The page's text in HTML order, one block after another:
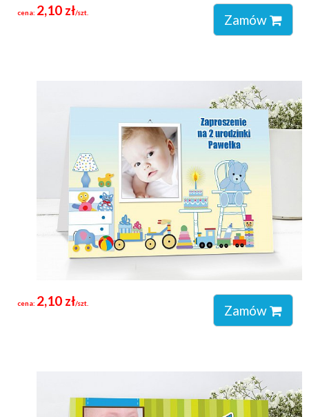
cena: 2,10 zł/szt. Zamów
cena: 2,10 zł/szt. Zamów